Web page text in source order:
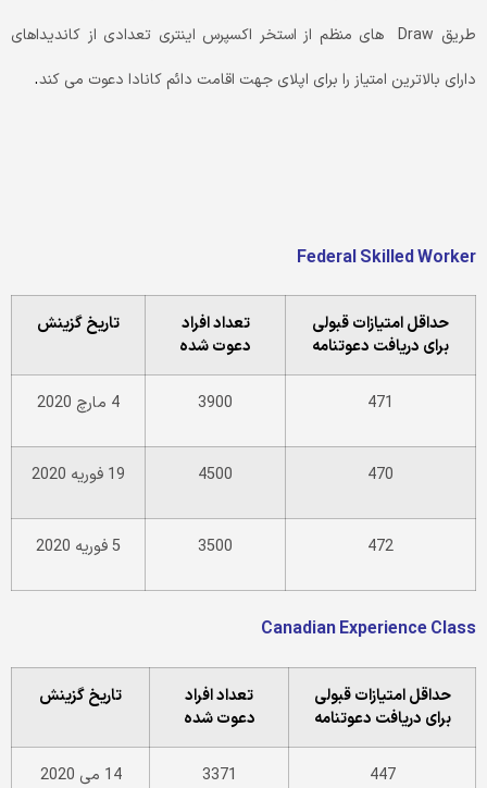
طریق Draw های منظم از استخر اکسپرس اینتری تعدادی از کاندیداهای
دارای بالاترین امتیاز را برای اپلای جهت اقامت دائم کانادا دعوت می کند.
FederalSkilledWorker
تاریخ گزینش
تعداد افراد
دعوت شده
حداقل امتیازات قبولی
برای دریافت دعوتنامه
4 مارچ 2020 3900 471
19 فوریه 2020 4500 470
5 فوریه 2020 3500 472
Canadian Experience Class
تاریخ گزینش
تعداد افراد
دعوت شده
حداقل امتیازات قبولی
برای دریافت دعوتنامه
14 می 2020 3371 447